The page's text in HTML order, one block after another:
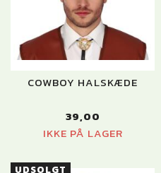
COWBOY HALSKÆDE
39,00
IKKE PÅ LAGER
UDSOLGT